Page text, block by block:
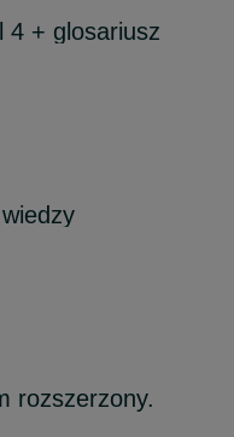
4 + glosariusz
rozszerzony.